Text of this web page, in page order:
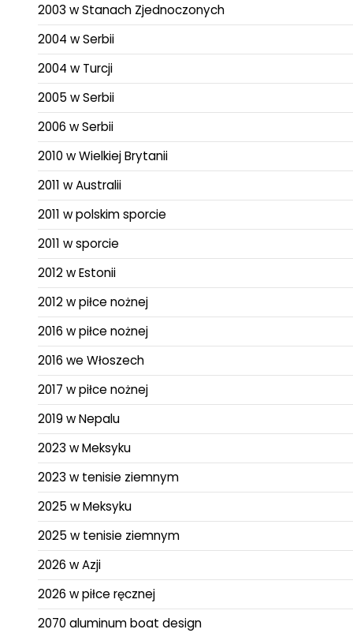
2003 w Stanach Zjednoczonych
2004 w Serbii
2004 w Turcji
2005 w Serbii
2006 w Serbii
2010 w Wielkiej Brytanii
2011 w Australii
2011 w polskim sporcie
2011 w sporcie
2012 w Estonii
2012 w piłce nożnej
2016 w piłce nożnej
2016 we Włoszech
2017 w piłce nożnej
2019 w Nepalu
2023 w Meksyku
2023 w tenisie ziemnym
2025 w Meksyku
2025 w tenisie ziemnym
2026 w Azji
2026 w piłce ręcznej
2070 aluminum boat design